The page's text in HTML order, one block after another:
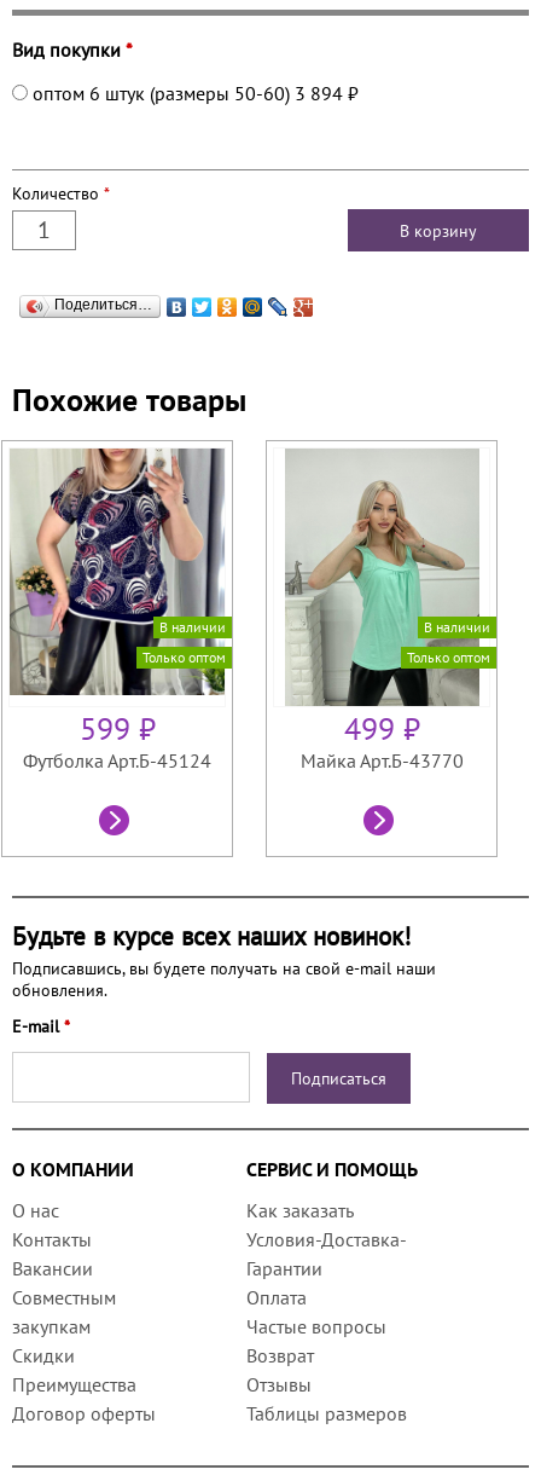
Вид покупки *
оптом 6 штук (размеры 50-60) 3 894 ₽
Количество *
Поделиться…
Похожие товары
В наличии
Только оптом
599 ₽
Футболка Арт.Б-45124
В наличии
Только оптом
499 ₽
Майка Арт.Б-43770
Будьте в курсе всех наших новинок!
Подписавшись, вы будете получать на свой e-mail наши
обновления.
E-mail*
О КОМПАНИИ
СЕРВИС И ПОМОЩЬ
О нас
Контакты
Вакансии
Совместным
закупкам
Скидки
Преимущества
Договор оферты
Как заказать
Условия-Доставка-
Гарантии
Оплата
Частые вопросы
Возврат
Отзывы
Таблицы размеров